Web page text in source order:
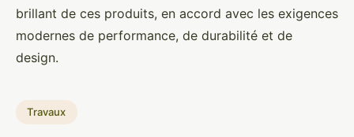
brillant de ces produits, en accord avec les exigences
modernes de performance, de durabilité et de
design.
Travaux